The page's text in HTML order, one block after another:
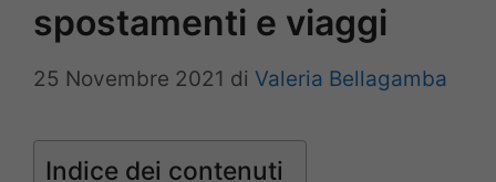
spostamenti e viaggi
25 Novembre 2021 di Valeria Bellagamba
Indice dei contenuti